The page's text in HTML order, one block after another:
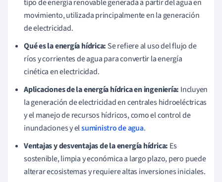
tipo de energía renovable generada a partir del agua en
movimiento, utilizada principalmente en la generación
de electricidad.
Qué es la energía hídrica: Se refiere al uso del flujo de
ríos y corrientes de agua para convertir la energía
cinética en electricidad.
Aplicaciones de la energía hídrica en ingeniería: Incluyen
la generación de electricidad en centrales hidroeléctricas
y el manejo de recursos hídricos, como el control de
inundaciones y elsuministro de agua.
Ventajas y desventajas de la energía hídrica: Es
sostenible, limpia y económica a largo plazo, pero puede
alterar ecosistemas y requiere altas inversiones iniciales.